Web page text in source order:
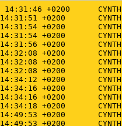
VAIO	Cynthia	MESSAGE	Starting protection
Cynthia	MESSAGE	Protection started successfully
MESSAGE	Executing scheduled update:  Daily
Cynthia	MESSAGE	Starting IP protection
MESSAGE	IP Protection started successfully
executed successfully:  database updated from version v2012.04.06.07 to version v2012.04.07.04
Cynthia	MESSAGE	Starting database refresh
Cynthia	MESSAGE	Stopping IP protection
Cynthia	MESSAGE	IP Protection stopped
Cynthia	MESSAGE	Database refreshed successfully
Cynthia	MESSAGE	Starting IP protection
MESSAGE	IP Protection started successfully
80.82.70.249 (Type: outgoing, Port: 50922, Process: avastsvc.exe)
80.82.70.249 (Type: outgoing, Port: 50923, Process: avastsvc.exe)